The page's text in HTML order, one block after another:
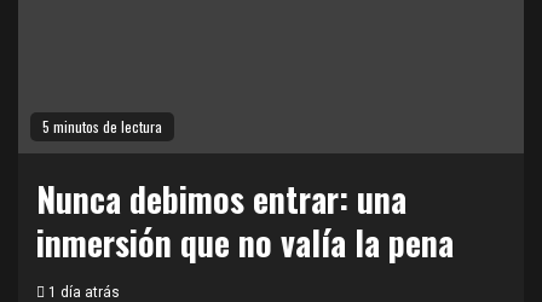
5 minutos de lectura
Nunca debimos entrar: una
inmersión que no valía la pena
1 día atrás